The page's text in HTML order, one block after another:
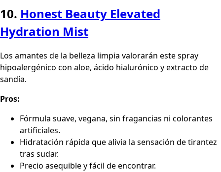
10. Honest Beauty Elevated
Hydration Mist
Los amantes de la belleza limpia valorarán este spray
hipoalergénico con aloe, ácido hialurónico y extracto de
sandía.
Pros:
Fórmula suave, vegana, sin fragancias ni colorantes
artificiales.
Hidratación rápida que alivia la sensación de tirantez
tras sudar.
Precio asequible y fácil de encontrar.